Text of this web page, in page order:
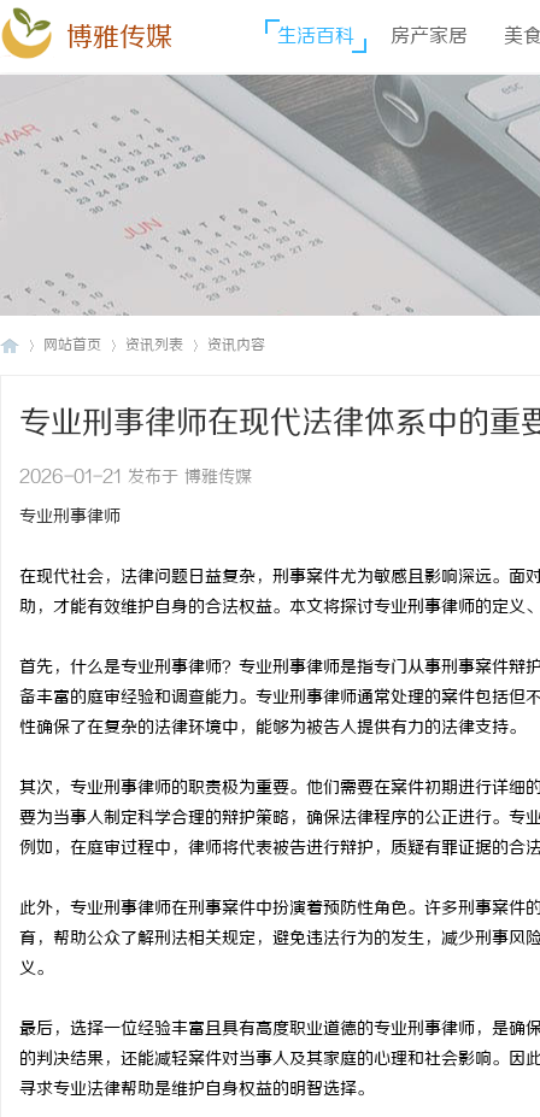
博雅传媒 生活百科 房产家居 美
网站首页 资讯列表 资讯内容
专业刑事律师在现代法律体系中的重
2026-01-21 发布于 博雅传媒
专业刑事律师
在现代社会，法律问题日益复杂，刑事案件尤为敏感且影响深远。
助，才能有效维护自身的合法权益。本文将探讨专业刑事律师的定义
首先，什么是专业刑事律师？专业刑事律师是指专门从事刑事案件
备丰富的庭审经验和调查能力。专业刑事律师通常处理的案件包括
性确保了在复杂的法律环境中，能够为被告人提供有力的法律支持。
其次，专业刑事律师的职责极为重要。他们需要在案件初期进行详
要为当事人制定科学合理的辩护策略，确保法律程序的公正进行。
例如，在庭审过程中，律师将代表被告进行辩护，质疑有罪证据的合
此外，专业刑事律师在刑事案件中扮演着预防性角色。许多刑事案
育，帮助公众了解刑法相关规定，避免违法行为的发生，减少刑事
义。
最后，选择一位经验丰富且具有高度职业道德的专业刑事律师，是
的判决结果，还能减轻案件对当事人及其家庭的心理和社会影响。
寻求专业法律帮助是维护自身权益的明智选择。